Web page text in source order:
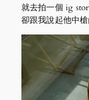
就去拍一個 ig
卻跟我說起他中槍